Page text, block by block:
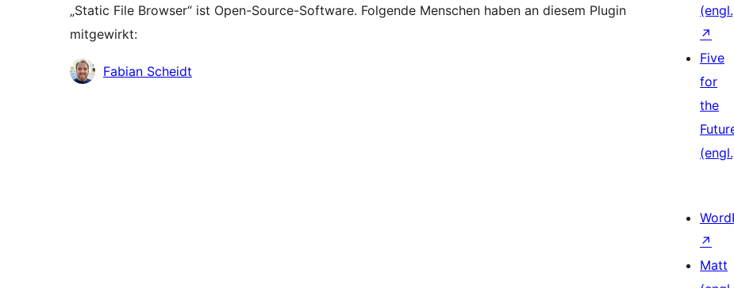
„Static File Browser“ ist Open-Source-Software. Folgende Menschen haben an diesem Plugin
mitgewirkt:
Mitwirkende
Fabian Scheidt
↗
Five
for
the
↗
Matt